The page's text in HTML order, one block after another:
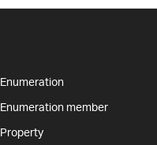
Enumeration
Enumeration member
Property